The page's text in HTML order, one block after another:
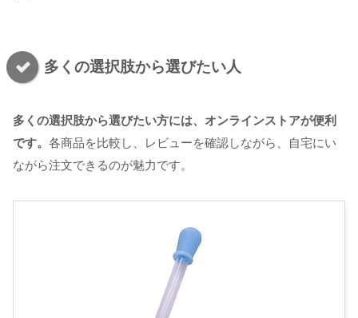
多くの選択肢から選びたい人
多くの選択肢から選びたい方には、オンラインストアが便利
です。 各商品を比較し、レビューを確認しながら、自宅にい
ながら注文できるのが魅力です。